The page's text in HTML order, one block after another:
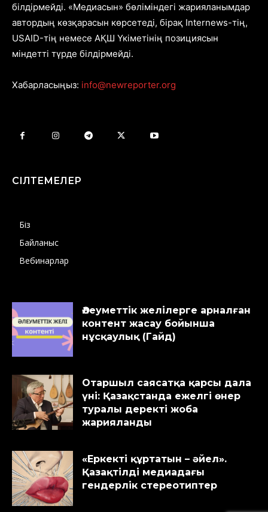
білдірмейді. «Медиасын» бөліміндегі жарияланымдар
автордың көзқарасын көрсетеді, бірақ Internews-тің,
USAID-тің немесе АҚШ Үкіметінің позициясын
міндетті түрде білдірмейді.
Хабарласыңыз: info@newreporter.org
СІЛТЕМЕЛЕР
Біз
Байланыс
Вебинарлар
Әлеуметтік желілерге арналған
контент жасау бойынша
нұсқаулық (Гайд)
Отаршыл саясатқа қарсы дала
үні: Қазақстанда ежелгі өнер
туралы деректі жоба
жарияланды
«Еркекті құртатын – әйел».
Қазақтілді медиадағы
гендерлік стереотиптер